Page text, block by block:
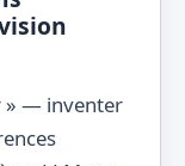
» — inventer